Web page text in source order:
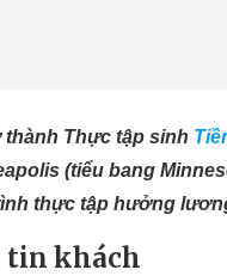
Thực tập sinh
(tiểu bang
thực tập hưởng
tin khách